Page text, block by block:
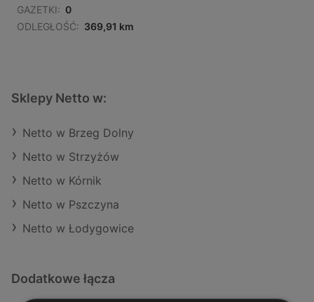
GAZETKI: 0
ODLEGŁOŚĆ: 369,91 km
Sklepy Netto w:
Netto w Brzeg Dolny
Netto w Strzyżów
Netto w Kórnik
Netto w Pszczyna
Netto w Łodygowice
Dodatkowe łącza